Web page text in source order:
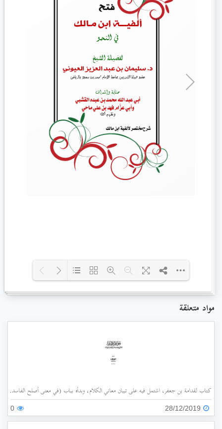
مواد متعلقة
كتاب لقدامة بن جعفر، اشتمل فيه على تبيان معاني الكلام، وبدأه بباب (في معنى أصلح
28/12/2019
0